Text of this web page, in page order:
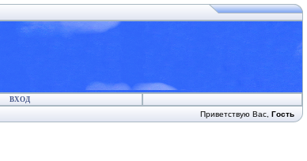
ВХОД
Приветствую Вас Гость